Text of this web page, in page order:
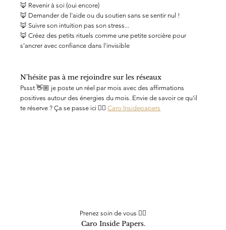
🦊 Revenir à soi (oui encore)
🦊 Demander de l'aide ou du soutien sans se sentir nul !
🦊 Suivre son intuition pas son stress...
🦊 Créez des petits rituels comme une petite sorcière pour
s'ancrer avec confiance dans l'invisible
N'hésite pas à me rejoindre sur les réseaux
Pssst 👋🏼 je poste un réel par mois avec des affirmations
positives autour des énergies du mois. Envie de savoir ce qu'il
te réserve ? Ça se passe ici 👉🏼 Caro Insidepapers
Prenez soin de vous ✌🏼
Caro Inside Papers.